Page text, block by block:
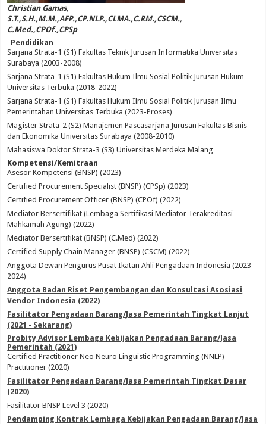
Christian Gamas,
S.T.,S.H.,M.M.,AFP.,CP.NLP.,CLMA.,C.RM.,CSCM.,
C.Med.,CPOf.,CPSp
Pendidikan
Sarjana Strata-1 (S1) Fakultas Teknik Jurusan Informatika Universitas
Surabaya (2003-2008)
Sarjana Strata-1 (S1) Fakultas Hukum Ilmu Sosial Politik Jurusan Hukum
Universitas Terbuka (2018-2022)
Sarjana Strata-1 (S1) Fakultas Hukum Ilmu Sosial Politik Jurusan Ilmu
Pemerintahan Universitas Terbuka (2023-Proses)
Magister Strata-2 (S2) Manajemen Pascasarjana Jurusan Fakultas Bisnis
dan Ekonomika Universitas Surabaya (2008-2010)
Mahasiswa Doktor Strata-3 (S3) Universitas Merdeka Malang
Kompetensi/Kemitraan
Asesor Kompetensi (BNSP) (2023)
Certified Procurement Specialist (BNSP) (CPSp) (2023)
Certified Procurement Officer (BNSP) (CPOf) (2022)
Mediator Bersertifikat (Lembaga Sertifikasi Mediator Terakreditasi
Mahkamah Agung) (2022)
Mediator Bersertifikat (BNSP) (C.Med) (2022)
Certified Supply Chain Manager (BNSP) (CSCM) (2022)
Anggota Dewan Pengurus Pusat Ikatan Ahli Pengadaan Indonesia (2023-
2024)
Anggota Badan Riset Pengembangan dan Konsultasi Asosiasi
Vendor Indonesia (2022)
Fasilitator Pengadaan Barang/Jasa Pemerintah Tingkat Lanjut
(2021 - Sekarang)
Probity Advisor Lembaga Kebijakan Pengadaan Barang/Jasa
Pemerintah (2021)
Certified Practitioner Neo Neuro Linguistic Programming (NNLP)
Practitioner (2020)
Fasilitator Pengadaan Barang/Jasa Pemerintah Tingkat Dasar
(2020)
Fasilitator BNSP Level 3 (2020)
Pendamping Kontrak Lembaga Kebijakan Pengadaan Barang/Jasa